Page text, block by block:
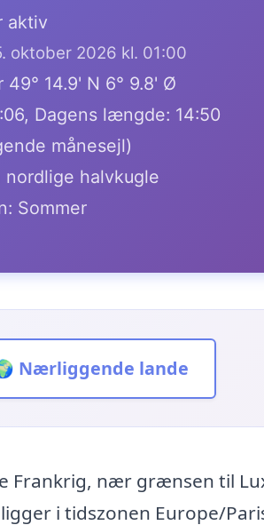
aktiv
oktober 2026 kl. 01:00
14.9' N 6° 9.8' Ø
Dagens længde: 14:50
månesejl)
halvkugle
Sommer
Nærliggende lande
Frankrig, nær grænsen til
i tidszonen Europe/